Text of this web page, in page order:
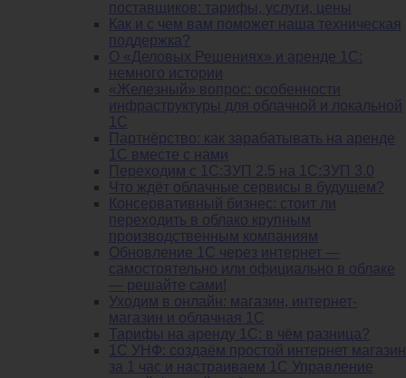
поставщиков: тарифы, услуги, цены
Как и с чем вам поможет наша техническая
поддержка?
О «Деловых Решениях» и аренде 1С:
немного истории
«Железный» вопрос: особенности
инфраструктуры для облачной и локальной
1С
Партнёрство: как зарабатывать на аренде
1С вместе с нами
Переходим с 1С:ЗУП 2.5 на 1С:ЗУП 3.0
Что ждёт облачные сервисы в будущем?
Консервативный бизнес: стоит ли
переходить в облако крупным
производственным компаниям
Обновление 1С через интернет —
самостоятельно или официально в облаке
— решайте сами!
Уходим в онлайн: магазин, интернет-
магазин и облачная 1С
Тарифы на аренду 1С: в чём разница?
1С УНФ: создаём простой интернет магазин
за 1 час и настраиваем 1С Управление